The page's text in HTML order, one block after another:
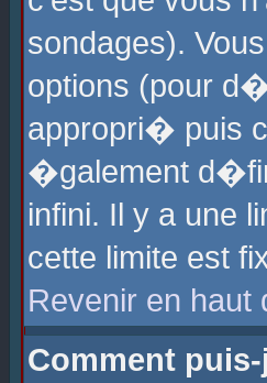
sondages).
options (pour
appropri� puis
�galement
infini. Il y a une
cette limite est
Revenir en haut
Comment